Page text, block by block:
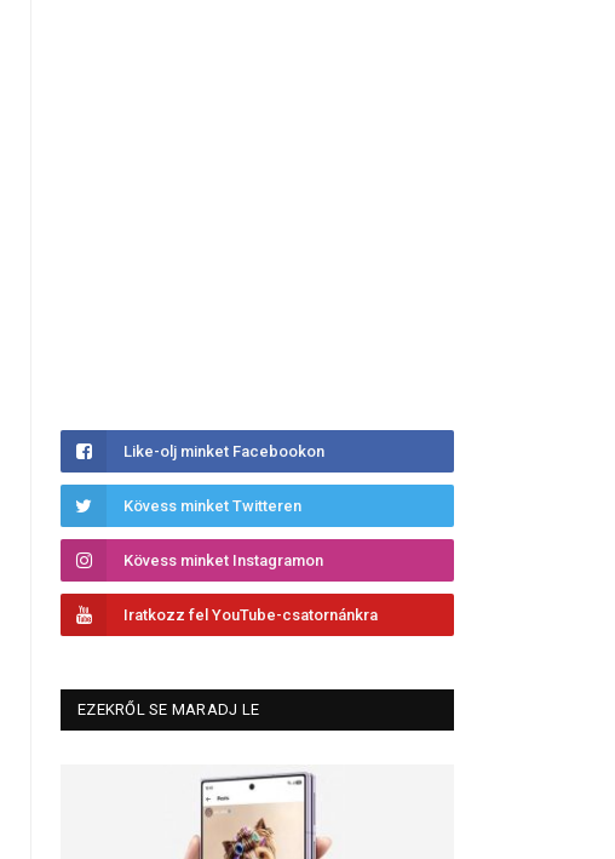
Like-olj minket Facebookon
Kövess minket Twitteren
Kövess minket Instagramon
Iratkozz fel YouTube-csatornánkra
EZEKRŐL SE MARADJ LE